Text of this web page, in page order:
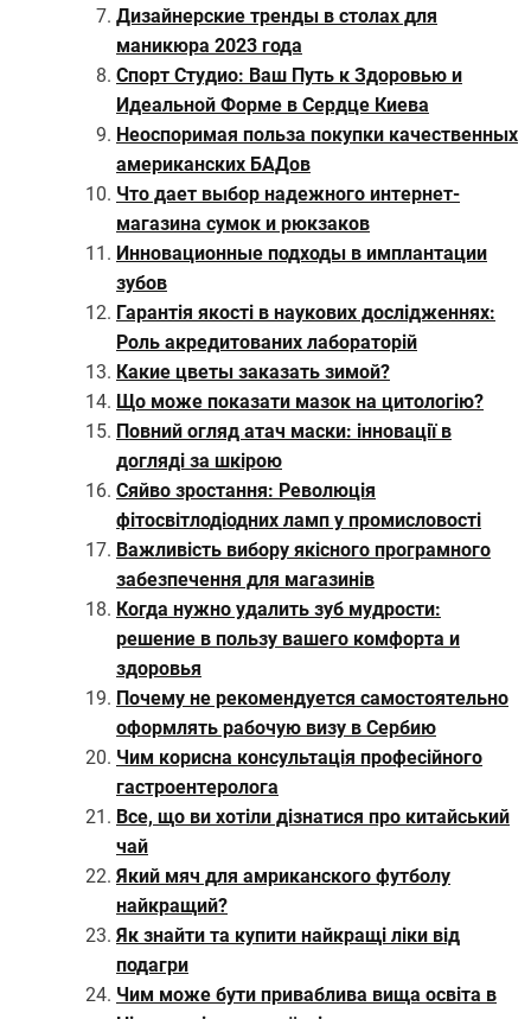
Дизайнерские тренды в столах для
маникюра 2023 года
Спорт Студио: Ваш Путь к Здоровью и
Идеальной Форме в Сердце Киева
Неоспоримая польза покупки качественных
американских БАДов
Что дает выбор надежного интернет-
магазина сумок и рюкзаков
Инновационные подходы в имплантации
зубов
Гарантія якості в наукових дослідженнях:
Роль акредитованих лабораторій
Какие цветы заказать зимой?
Що може показати мазок на цитологію?
Повний огляд атач маски: інновації в
догляді за шкірою
Сяйво зростання: Революція
фітосвітлодіодних ламп у промисловості
Важливість вибору якісного програмного
забезпечення для магазинів
Когда нужно удалить зуб мудрости:
решение в пользу вашего комфорта и
здоровья
Почему не рекомендуется самостоятельно
оформлять рабочую визу в Сербию
Чим корисна консультація професійного
гастроентеролога
Все, що ви хотіли дізнатися про китайський
чай
Який мяч для амриканского футболу
найкращий?
Як знайти та купити найкращі ліки від
подагри
Чим може бути приваблива вища освіта в